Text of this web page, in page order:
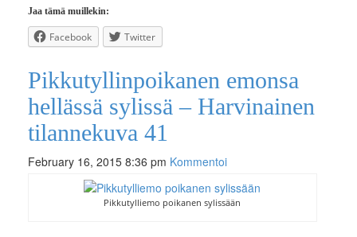
Jaa tämä muillekin:
Facebook Twitter
Pikkutyllinpoikanen emonsa
hellässä sylissä – Harvinainen
tilannekuva 41
February 16, 2015 8:36 pm Kommentoi
Pikkutylliemo poikanen sylissään